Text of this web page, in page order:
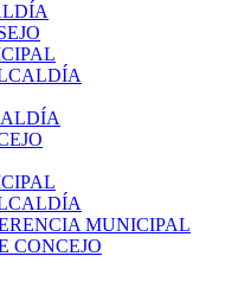
MUNICIPAL
CONCEJO